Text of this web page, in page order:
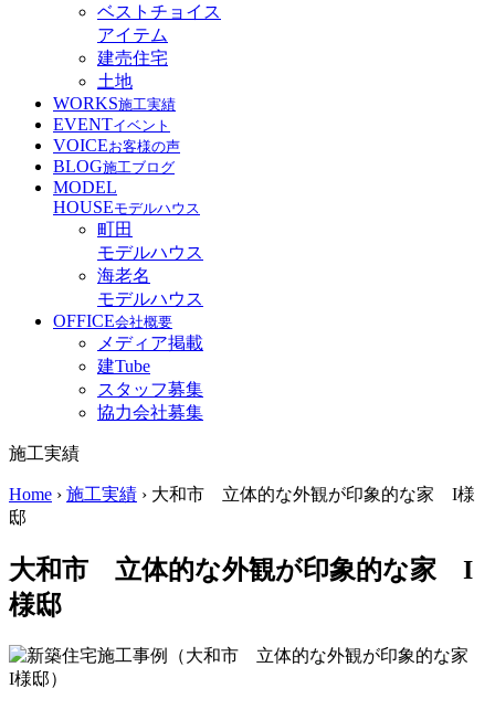
ベストチョイス
アイテム
建売住宅
土地
WORKS施工実績
EVENTイベント
VOICEお客様の声
BLOG施工ブログ
MODEL
HOUSEモデルハウス
町田
モデルハウス
海老名
モデルハウス
OFFICE会社概要
メディア掲載
建Tube
スタッフ募集
協力会社募集
施工実績
Home › 施工実績 › 大和市 立体的な外観が印象的な家 I様
邸
大和市 立体的な外観が印象的な家 I
様邸